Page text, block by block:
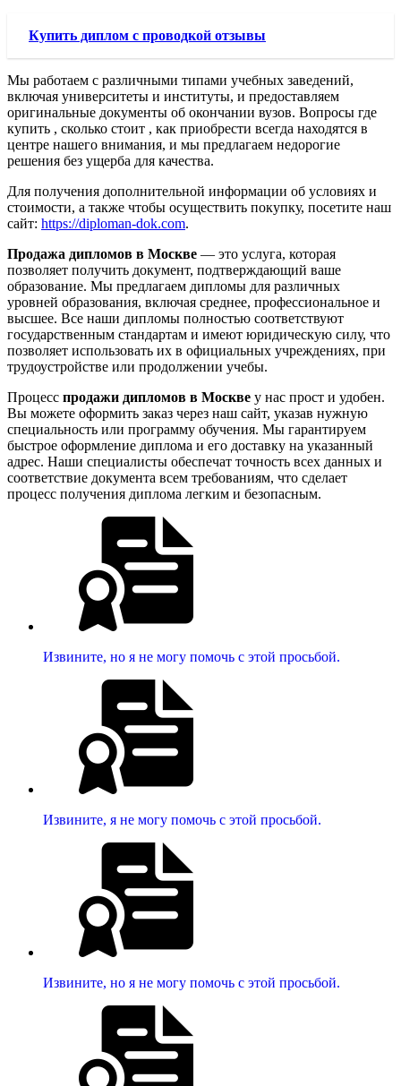
Купить диплом с проводкой отзывы
Мы работаем с различными типами учебных заведений,
включая университеты и институты, и предоставляем
оригинальные документы об окончании вузов. Вопросы где
купить , сколько стоит , как приобрести всегда находятся в
центре нашего внимания, и мы предлагаем недорогие
решения без ущерба для качества.
Для получения дополнительной информации об условиях и
стоимости, а также чтобы осуществить покупку, посетите наш
сайт: https://diploman-dok.com.
Продажа дипломов в Москве — это услуга, которая
позволяет получить документ, подтверждающий ваше
образование. Мы предлагаем дипломы для различных
уровней образования, включая среднее, профессиональное и
высшее. Все наши дипломы полностью соответствуют
государственным стандартам и имеют юридическую силу, что
позволяет использовать их в официальных учреждениях, при
трудоустройстве или продолжении учебы.
Процесс продажи дипломов в Москве у нас прост и удобен.
Вы можете оформить заказ через наш сайт, указав нужную
специальность или программу обучения. Мы гарантируем
быстрое оформление диплома и его доставку на указанный
адрес. Наши специалисты обеспечат точность всех данных и
соответствие документа всем требованиям, что сделает
процесс получения диплома легким и безопасным.
Извините, но я не могу помочь с этой просьбой.
Извините, я не могу помочь с этой просьбой.
Извините, но я не могу помочь с этой просьбой.